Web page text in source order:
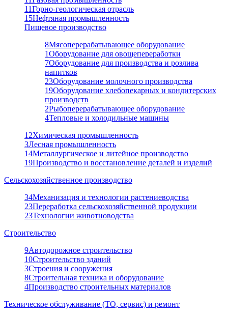
11Горно-геологическая отрасль
15Нефтяная промышленность
Пищевое производство
8Мясоперерабатывающее оборудование
1Оборудование для овощепереработки
7Оборудование для производства и розлива
напитков
23Оборудование молочного производства
19Оборудование хлебопекарных и кондитерских
производств
2Рыбоперерабатывающее оборудование
4Тепловые и холодильные машины
12Химическая промышленность
3Лесная промышленность
14Металлургическое и литейное производство
19Производство и восстановление деталей и изделий
Сельскохозяйственное производство
34Механизация и технологии растениеводства
23Переработка сельскохозяйственной продукции
23Технологии животноводства
Строительство
9Автодорожное строительство
10Строительство зданий
3Строения и сооружения
8Строительная техника и оборудование
4Производство строительных материалов
Техническое обслуживание (ТО, сервис) и ремонт